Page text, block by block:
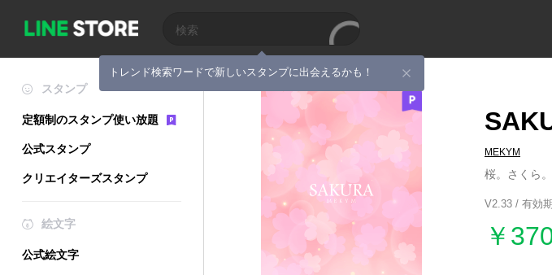
トレンド検索ワードで新しいスタンプに出会えるかも！
スタンプ
定額制のスタンプ使い放題
公式スタンプ
クリエイターズスタンプ
絵文字
公式絵文字
MEKYM
桜。さくら。
V2.33 / 有効
￥